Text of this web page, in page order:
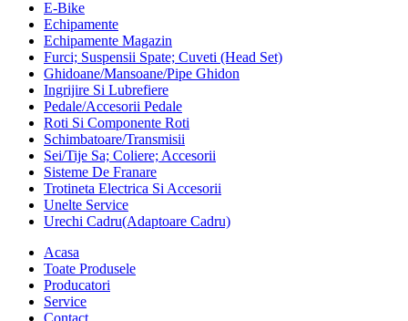
E-Bike
Echipamente
Echipamente Magazin
Furci; Suspensii Spate; Cuveti (Head Set)
Ghidoane/Mansoane/Pipe Ghidon
Ingrijire Si Lubrefiere
Pedale/Accesorii Pedale
Roti Si Componente Roti
Schimbatoare/Transmisii
Sei/Tije Sa; Coliere; Accesorii
Sisteme De Franare
Trotineta Electrica Si Accesorii
Unelte Service
Urechi Cadru(Adaptoare Cadru)
Acasa
Toate Produsele
Producatori
Service
Contact